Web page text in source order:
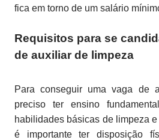
fica em torno de um salário
Requisitos para se
de auxiliar de limpeza
Para conseguir uma vaga de
preciso ter ensino
habilidades básicas de limpeza
é importante ter disposição